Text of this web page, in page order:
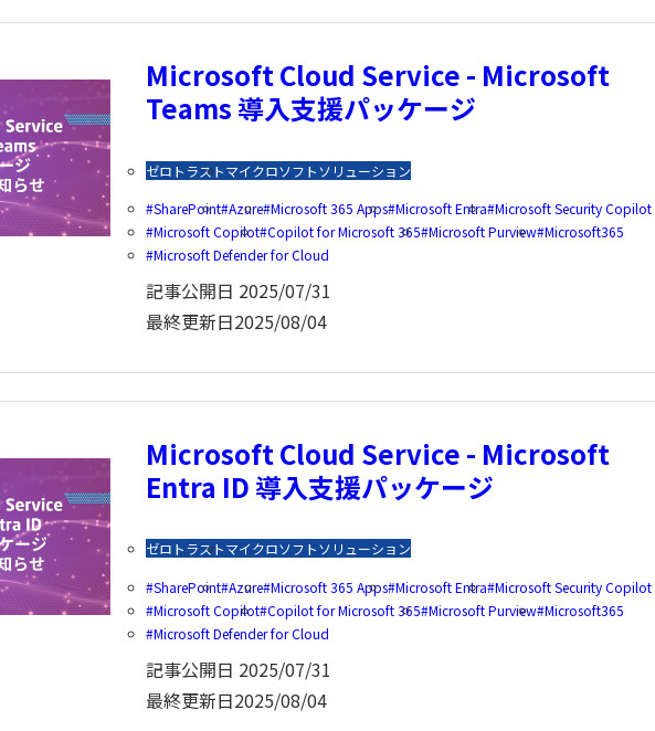
Microsoft Cloud Service - Microsoft
Teams 導入支援パッケージ
ゼロトラストマイクロソフトソリューション
SharePoint Azure Microsoft 365 Apps Microsoft Entra Microsoft Security Copilot
Microsoft Copilot Copilot for Microsoft 365 Microsoft Purview Microsoft365
Microsoft Defender for Cloud
記事公開日 2025/07/31
最終更新日2025/08/04
Microsoft Cloud Service - Microsoft
Entra ID 導入支援パッケージ
ゼロトラストマイクロソフトソリューション
SharePoint Azure Microsoft 365 Apps Microsoft Entra Microsoft Security Copilot
Microsoft Copilot Copilot for Microsoft 365 Microsoft Purview Microsoft365
Microsoft Defender for Cloud
記事公開日 2025/07/31
最終更新日2025/08/04